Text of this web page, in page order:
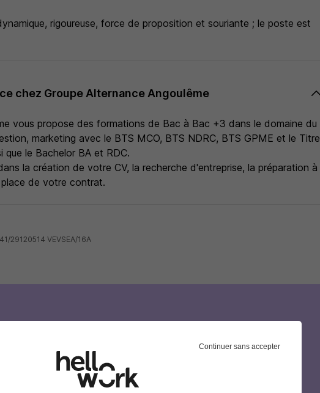
rigoureuse, force de proposition et souriante ; le poste est
chez Groupe Alternance Angoulême
vous propose des formations de Bac à Bac +3 dans le domaine du
marketing avec le BTS MCO, BTS NDRC, BTS GPME et le Titre
que le Bachelor BA et RDC.
la création de votre CV, la recherche d'entreprise, la préparation à
place de votre contrat.
29120514 VEVSEA/16A
compte Hellowork et
candidature !
Continuer sans accepter